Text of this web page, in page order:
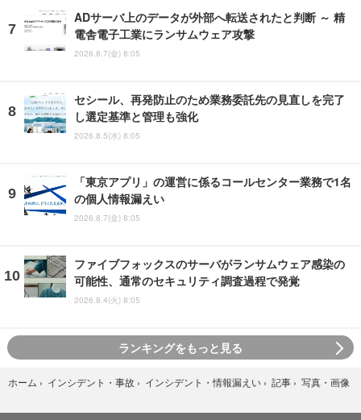
ADサーバ上のデータが外部へ転送されたと判断 ～ 精
電舎電子工業にランサムウェア攻撃
2026.8.7(金) 8:05
セシール、再発防止のため業務委託先の見直しを完了
し選定基準と管理も強化
2026.8.5(水) 8:05
「東京アプリ」の運営に係るコールセンター業務で1名
の個人情報漏えい
2026.8.7(金) 8:05
ファイブフォックスのサーバがランサムウェア感染の
可能性、通常のセキュリティ調査過程で発覚
2026.8.4(火) 8:05
ランキングをもっと見る
ホーム › インシデント・事故 › インシデント・情報漏えい › 記事 › 写真・画像